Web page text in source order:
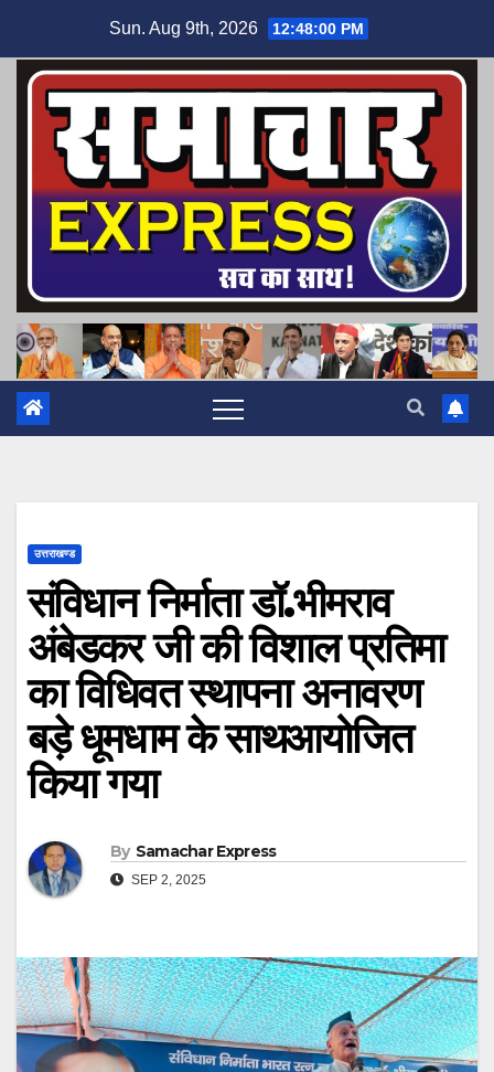
content
Sun. Aug 9th, 2026 12:48:01 PM
उत्तराखण्ड
संविधान निर्माता डॉ.भीमराव
अंबेडकर जी की विशाल प्रतिमा
का विधिवत स्थापना अनावरण
बड़े धूमधाम के साथआयोजित
किया गया
By Samachar Express
SEP 2, 2025